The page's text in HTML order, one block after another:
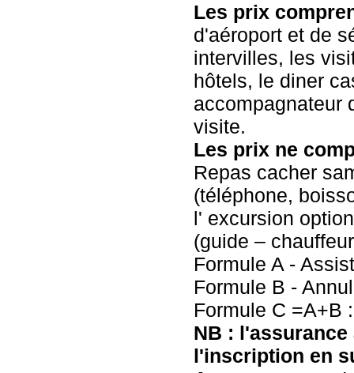
Les prix
d'aéroport et de
intervilles, les
hôtels, le diner
accompagnateur
visite.
Les prix ne
Repas cacher
(téléphone,
l' excursion
(guide –
Formule A -
Formule B -
Formule C =A+B
NB :
l'inscription en